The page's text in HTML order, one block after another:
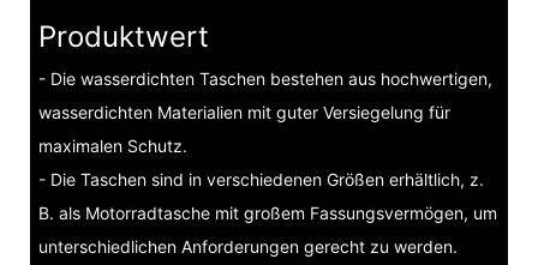
Produktwert
- Die wasserdichten Taschen bestehen aus hochwertigen,
wasserdichten Materialien mit guter Versiegelung für
maximalen Schutz.
- Die Taschen sind in verschiedenen Größen erhältlich, z.
B. als Motorradtasche mit großem Fassungsvermögen, um
unterschiedlichen Anforderungen gerecht zu werden.